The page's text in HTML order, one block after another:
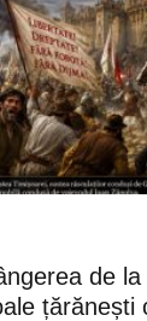
de la
țărănești